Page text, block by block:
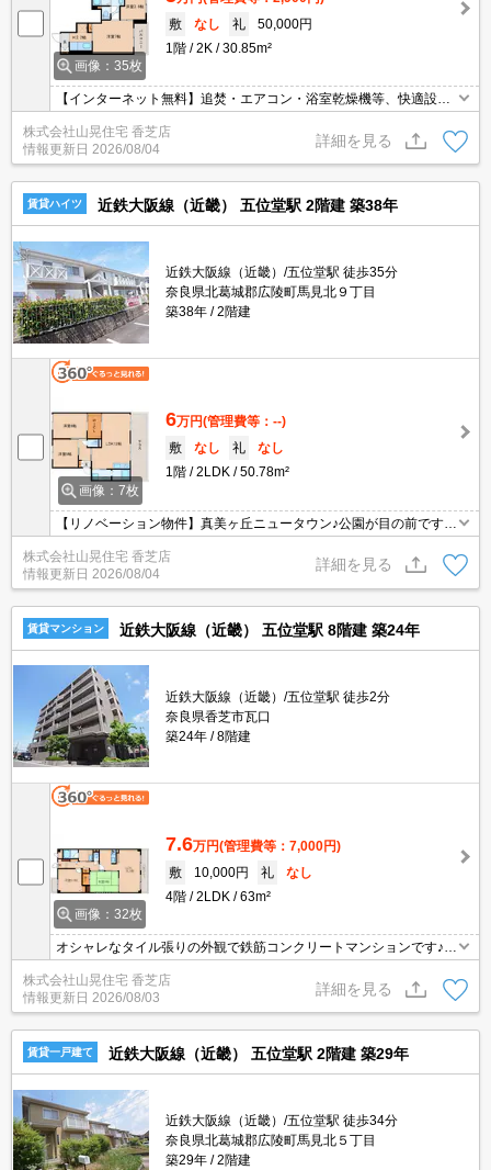
画像：35枚
敷
なし 礼
50,000円
1階
2K 30.85m²
【インターネット無料】追焚・エアコン・浴室乾燥機等、快適設備
地です♪スーパー・コンビニ・薬局も近くにあってお買い物も便利で
すよ(^^)
株式会社山晃住宅 香芝店
情報更新日 2026/08/04
詳細を見る
賃貸ハイツ 近鉄大阪線（近畿） 五位堂駅 2階建 築38年
近鉄大阪線（近畿）/五位堂駅 徒歩35分
奈良県北葛城郡広陵町馬見北９丁目
築38年
2階建
画像：7枚
6万円(管理費等：--)
敷
なし 礼
なし
1階
2LDK 50.78m²
【リノベーション物件】真美ヶ丘ニュータウン♪公園が目の前です☆
追焚きもあってキッチンも３口のシステムキッチンに交換します♪南
向きで日当り良好☆うれしい都市ガス仕様♪新婚様・ファミリー様に
お勧めです♪
株式会社山晃住宅 香芝店
情報更新日 2026/08/04
詳細を見る
賃貸マンション 近鉄大阪線（近畿） 五位堂駅 8階建 築24年
近鉄大阪線（近畿）/五位堂駅 徒歩2分
奈良県香芝市瓦口
築24年
8階建
画像：32枚
7.6万円(管理費等：7,000円)
敷
10,000円 礼
なし
4階
2LDK 63m²
オシャレなタイル張りの外観で鉄筋コンクリートマンションです♪追
い焚き完備♪対面システムキッチン3口コンロ付♪浴室乾燥機も完備
☆南向きのワイドバルコニー♪リビング16.5帖の素敵な2ＬＤＫ♪買
い物便利♪
株式会社山晃住宅 香芝店
情報更新日 2026/08/03
詳細を見る
賃貸一戸建て 近鉄大阪線（近畿） 五位堂駅 2階建 築29年
近鉄大阪線（近畿）/五位堂駅 徒歩34分
奈良県北葛城郡広陵町馬見北５丁目
築29年
2階建